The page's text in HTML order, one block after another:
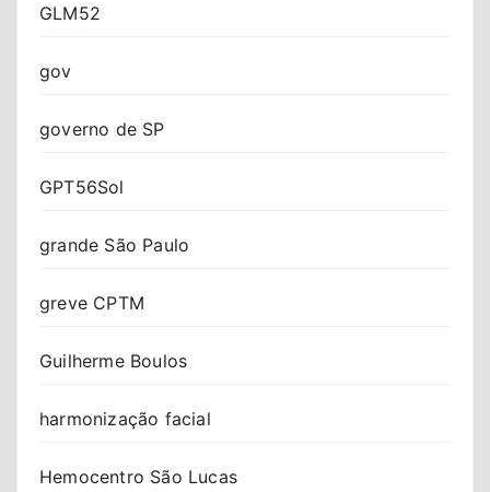
GLM52
gov
governo de SP
GPT56Sol
grande São Paulo
greve CPTM
Guilherme Boulos
harmonização facial
Hemocentro São Lucas